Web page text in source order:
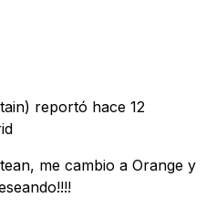
reportó hace 12
me cambio a Orange y